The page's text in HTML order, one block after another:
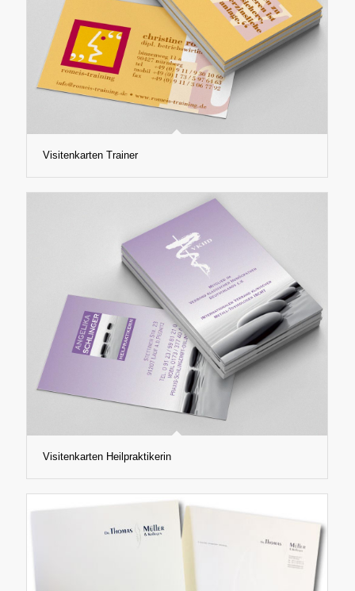
Visitenkarten Trainer
Visitenkarten Heilpraktikerin